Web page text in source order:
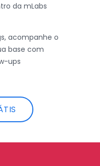
da mLabs
acompanhe o
base com
ups